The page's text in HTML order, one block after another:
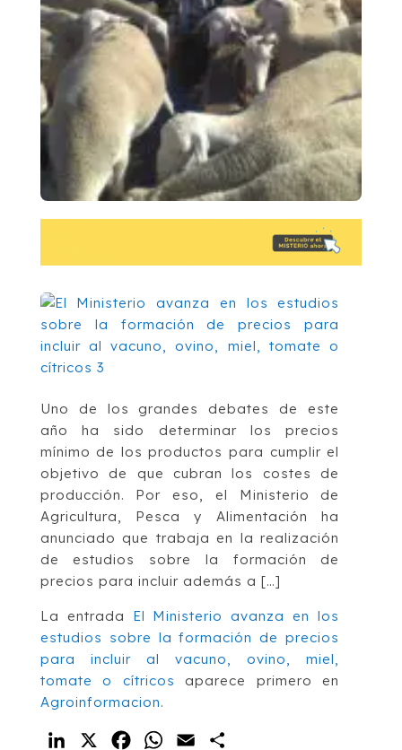
Uno de los grandes debates de este
año ha sido determinar los precios
mínimo de los productos para cumplir el
objetivo de que cubran los costes de
producción. Por eso, el Ministerio de
Agricultura, Pesca y Alimentación ha
anunciado que trabaja en la realización
de estudios sobre la formación de
precios para incluir además a […]
La entrada El Ministerio avanza en los
estudios sobre la formación de precios
para incluir al vacuno, ovino, miel,
tomate o cítricos aparece primero en
Agroinformacion.
LinkedIn FacebookWhatsApp
Email